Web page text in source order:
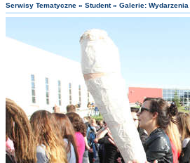
Serwisy Tematyczne » Student» Galerie: Wydarzenia